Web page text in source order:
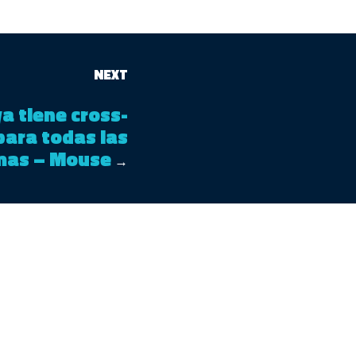
NEXT
tiene cross-
todas las
– Mouse →